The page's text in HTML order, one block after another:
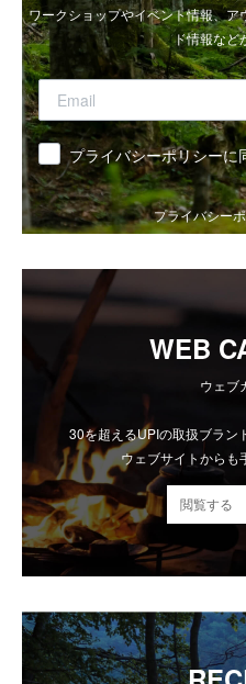
ワークショップやイベント情報、
ド情報など
同意 プライバシーポリシーに
プライバシー
WEB
ウェブ
30を超えるUPIの取扱ブラン
ウェブサイトからも
閲覧する